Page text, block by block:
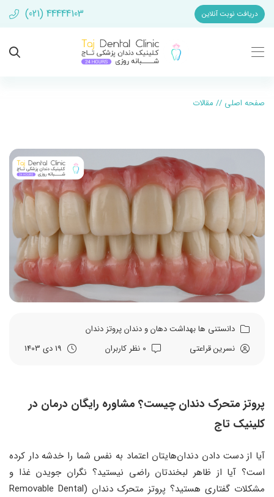
دریافت نوبت آنلاین (021) 44444103
صفحه اصلی // مقالات
دانستنی هابهداشت دهان و دندانپروتز دندان
نسرین قراعتی
پروتز متحرک دندان چیست؟ مشاوره رایگان درمان در
کلینیک تاج
آیا از دست دادن دندان‌هایتان اعتماد به نفس شما را خدشه دار کرده
است؟ آیا از ظاهر لبخندتان راضی نیستید؟ نگران جویدن غذا و
مشکلات گفتاری هستید؟ پروتز متحرک دندان (Removable Dental